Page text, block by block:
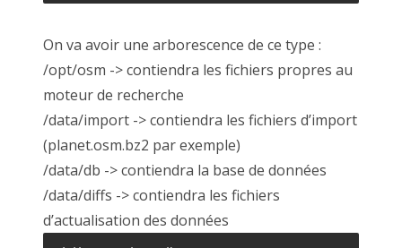
On va avoir une arborescence de ce type :
/opt/osm -> contiendra les fichiers propres au
moteur de recherche
/data/import -> contiendra les fichiers d’import
(planet.osm.bz2 par exemple)
/data/db -> contiendra la base de données
/data/diffs -> contiendra les fichiers
d’actualisation des données